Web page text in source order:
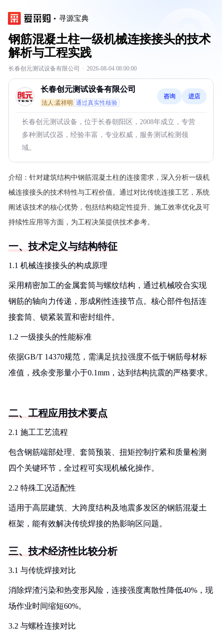
寻源宝典
钢筋混凝土柱一级机械连接接头的技术
解析与工程实践
长春创元测试设备有限公司 · 2026-08-04 08:00:00
长春创元测试设备有限公司
法人:孟祥明 通过真实性核验
咨询 进店
长春创元测试设备，位于长春朝阳区，2008年成立，专营
多种测试仪器，经验丰富，专业权威，服务测试检测领
域。
介绍： 针对建筑结构中钢筋混凝土柱的连接需求，深入分析一级机
械连接接头的技术特性与工程价值。通过对比传统连接工艺，系统
阐述该技术的核心优势，包括结构稳定性提升、施工效率优化及可
持续性应用等方面，为工程决策提供技术参考。
一、技术定义与结构特征
1.1 机械连接接头的构成原理
采用精密加工的金属套筒与螺纹结构，通过机械咬合实现
钢筋的轴向力传递，形成刚性连接节点。核心部件包括连
接套筒、锁紧装置和密封组件。
1.2 一级接头的性能标准
依据GB/T 14370规范，需满足抗拉强度不低于钢筋母材标
准值，残余变形量小于0.1mm，达到结构抗震的严格要求。
二、工程应用技术要点
2.1 施工工艺流程
包含钢筋端部处理、套筒预装、扭矩控制拧紧和质量检测
四个关键环节，全过程可实现机械化操作。
2.2 特殊工况适配性
适用于高层建筑、大跨度结构及地震多发区的钢筋混凝土
框架，能有效解决传统焊接的热影响区问题。
三、技术经济性比较分析
3.1 与传统焊接对比
消除焊渣污染和热变形风险，连接强度离散性降低40%，现
场作业时间缩短60%。
3.2 与螺栓连接对比